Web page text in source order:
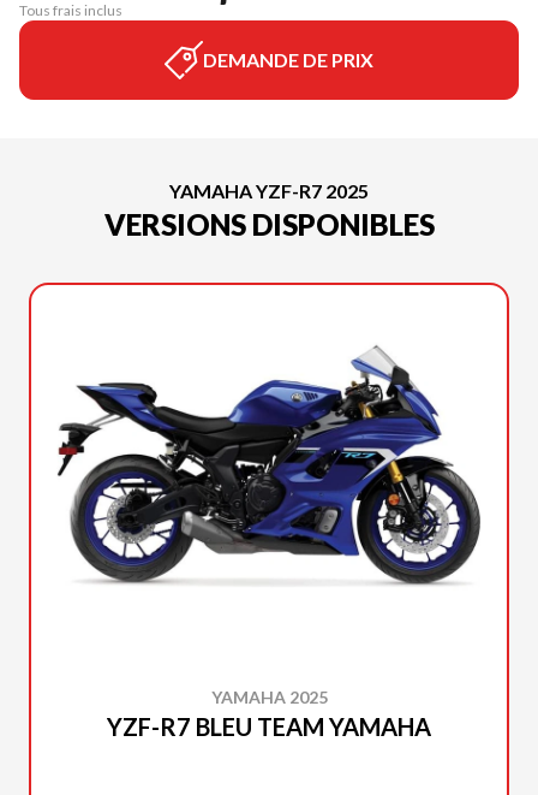
Tous frais inclus
DEMANDE DE PRIX
YAMAHA YZF-R7 2025
VERSIONS DISPONIBLES
YAMAHA 2025
YZF-R7 BLEU TEAM YAMAHA